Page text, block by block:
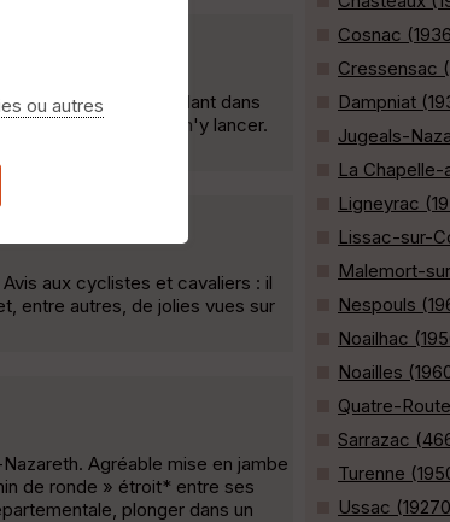
" parcours assez roulant dans
je n'ai pas voulu m'y lancer.
aux cyclistes et cavaliers : il
entre autres, de jolies vues sur
Agréable mise en jambe
de ronde » étroit* entre ses
plonger dans un
Cosnac
Cressensac
Dampniat
Jugeals-
La
Ligneyrac
Lissac-sur-
Malemort-
Nespouls
Noailhac
Noailles
Quatre-
Sarrazac
Turenne
Ussac
ou autres